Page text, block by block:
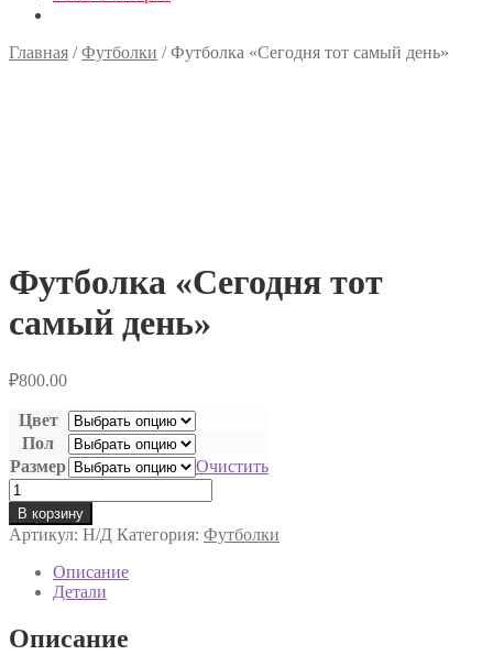
Главная /Футболки /Футболка «Сегодня тот самый день»
Футболка «Сегодня тот
самый день»
₽800.00
Цвет
Пол
Размер
Очистить
Количество
товара
Футболка
"Сегодня
самый
В корзину
Артикул: Н/Д Категория: Футболки
Описание
Детали
Описание